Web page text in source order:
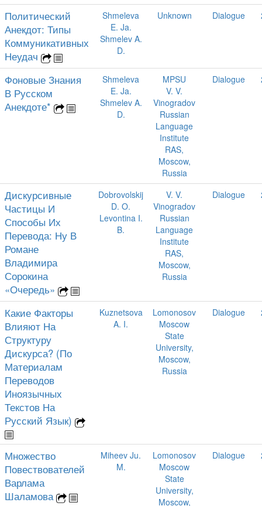
Политический
Анекдот: Типы
Коммуникативных
Неудач
Shmeleva
E. Ja.
Shmelev A.
D.
Unknown Dialogue
Фоновые Знания
В Русском
Анекдоте*
Shmeleva
E. Ja.
Shmelev A.
D.
MPSU
V. V.
Vinogradov
Russian
Language
Institute
RAS,
Moscow,
Russia
Dialogue
Дискурсивные
Частицы И
Способы Их
Перевода: Ну В
Романе
Владимира
Сорокина
«Очередь»
Dobrovolskij
D. O.
Levontina I.
B.
V. V.
Vinogradov
Russian
Language
Institute
RAS,
Moscow,
Russia
Dialogue
Какие Факторы
Влияют На
Структуру
Дискурса? (По
Материалам
Переводов
Иноязычных
Текстов На
Русский Язык)
Kuznetsova
A. I.
Lomonosov
Moscow
State
University,
Moscow,
Russia
Dialogue
Множество
Повествователей
Варлама
Шаламова
Miheev Ju.
M.
Lomonosov
Moscow
State
University,
Moscow,
Dialogue